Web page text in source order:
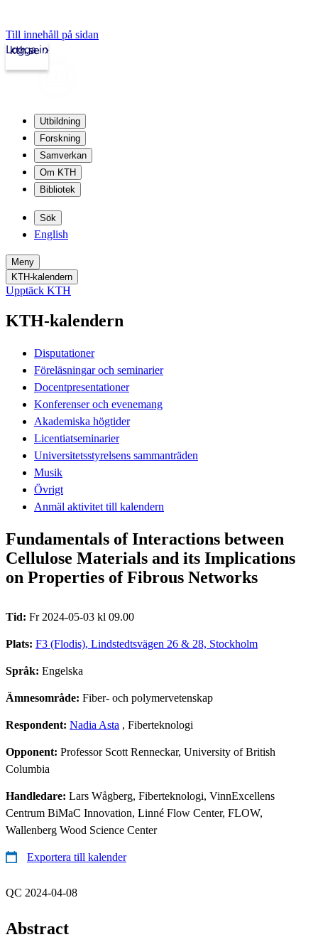
Till innehåll på sidan
kth.se
Logga in
Utbildning
Forskning
Samverkan
Om KTH
Bibliotek
Sök
English
Meny
KTH-kalendern
Upptäck KTH
KTH-kalendern
Disputationer
Föreläsningar och seminarier
Docentpresentationer
Konferenser och evenemang
Akademiska högtider
Licentiatseminarier
Universitetsstyrelsens sammanträden
Musik
Övrigt
Anmäl aktivitet till kalendern
Fundamentals of Interactions between
Cellulose Materials and its Implications
on Properties of Fibrous Networks
Tid: Fr 2024-05-03 kl 09.00
Plats: F3 (Flodis), Lindstedtsvägen 26 & 28, Stockholm
Språk: Engelska
Ämnesområde: Fiber- och polymervetenskap
Respondent: Nadia Asta , Fiberteknologi
Opponent: Professor Scott Renneckar, University of British
Columbia
Handledare: Lars Wågberg, Fiberteknologi, VinnExcellens
Centrum BiMaC Innovation, Linné Flow Center, FLOW,
Wallenberg Wood Science Center
Exportera till kalender
QC 2024-04-08
Abstract